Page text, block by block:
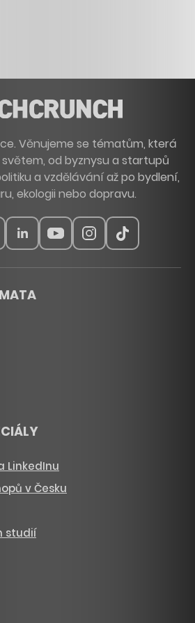
Věnujeme se tématům, která
od byznysu a startupů
a vzdělávání až po bydlení,
ekologii nebo dopravu.
LinkedInu
v Česku
studií